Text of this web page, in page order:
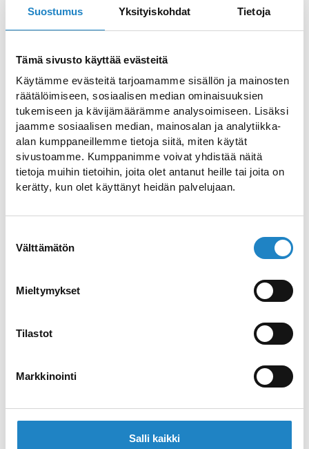
Suostumus Yksityiskohdat Tietoja
Tämä sivusto käyttää evästeitä
Käytämme evästeitä tarjoamamme sisällön ja mainosten
räätälöimiseen, sosiaalisen median ominaisuuksien
tukemiseen ja kävijämäärämme analysoimiseen. Lisäksi
jaamme sosiaalisen median, mainosalan ja analytiikka-
alan kumppaneillemme tietoja siitä, miten käytät
sivustoamme. Kumppanimme voivat yhdistää näitä
tietoja muihin tietoihin, joita olet antanut heille tai joita on
kerätty, kun olet käyttänyt heidän palvelujaan.
valinta
Välttämätön
Mieltymykset
Tilastot
Markkinointi
Salli kaikki
lauantaina 10.6. klo 14.00-23.00. Tuttuun
tapaan grilli on kuumana klo 14.00-20.00 ja
tarjoilemaan Kanavan Panimo, Panimoyhtiö
Tuju sekä Panimo Himo klo 14.00-23.00.
Olutlipukkeita voit ostaa portilta. Meitä
viihdyttämään saapuu myös DJ Niki Smalls!
Lisätiedot
Ravintola Wolkoff / Viini- ja olutkellari
53100 Lappeenranta
054150320